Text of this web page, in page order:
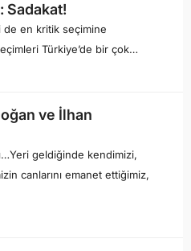
Sadakat!
en kritik seçimine
Türkiye’de bir çok…
ve İlhan
geldiğinde kendimizi,
canlarını emanet ettiğimiz,